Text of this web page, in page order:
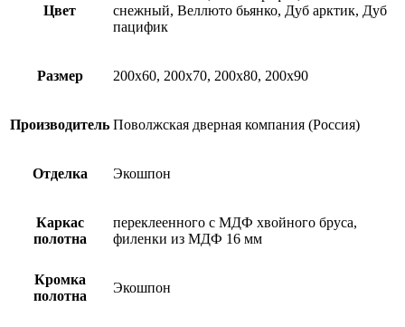
Цвет
снежный, Веллюто бьянко, Дуб арктик, Дуб
пацифик
Размер 200х60, 200х70, 200х80, 200х90
Производитель Поволжская дверная компания (Россия)
Отделка Экошпон
Каркас
полотна
переклеенного с МДФ хвойного бруса,
филенки из МДФ 16 мм
Кромка
полотна
Экошпон